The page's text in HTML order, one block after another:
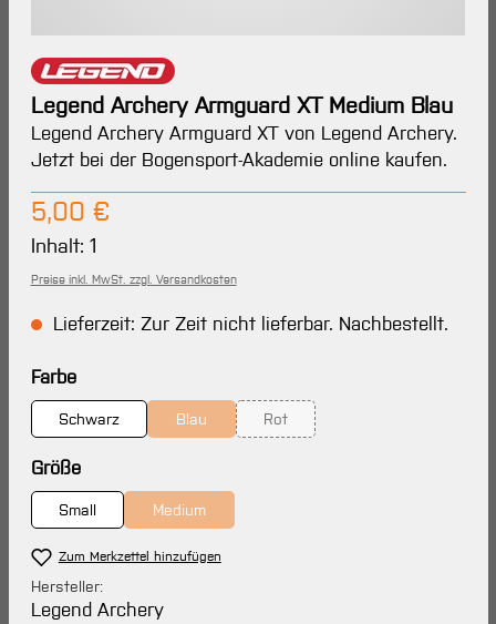
Legend Archery Armguard XT Medium Blau
Legend Archery Armguard XT von Legend Archery.
Jetzt bei der Bogensport-Akademie online kaufen.
Regulärer Preis:
5,00 €
Inhalt: 1
Preise inkl. MwSt. zzgl. Versandkosten
Lieferzeit: Zur Zeit nicht lieferbar. Nachbestellt.
Farbeauswählen
Schwarz Blau
(Diese Option ist zurzeit nicht verfügbar.)
Rot
(Diese Option ist zurzeit nicht
Größeauswählen
Small Medium
(Diese Option ist zurzeit nicht verfügbar.)
Zum Merkzettel hinzufügen
Hersteller:
Legend Archery